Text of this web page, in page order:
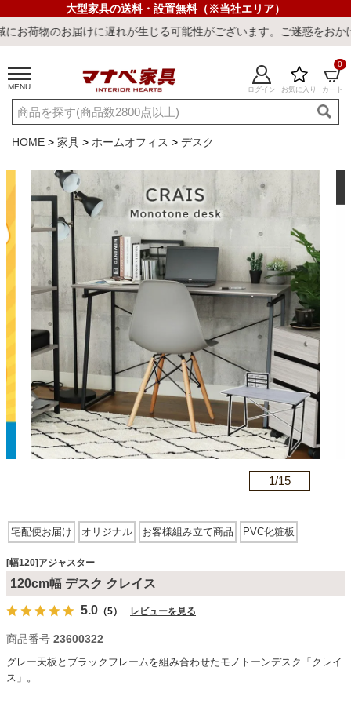
大型家具の送料・設置無料（※当社エリア）
遅れが生じる可能性がございます。ご迷惑をおかけしまして誠に
MENU ログイン お気に入り カート
0
ご利用ガイド 新規会員登録
店舗一覧 閲覧履歴
キーワード・商品番号で探す
最短発送 冷感ラグ ワークデスク ウィルトンラ
カテゴリから探す
ソファ
ダイニングテーブル・セット
椅子・チェア
HOME 家具 ホームオフィス デスク
1/15
宅配便お届け オリジナル お客様組み立て商品 PVC化粧板
アジャスター有
[幅120]アジャスター
120cm幅 デスク クレイス
5.0 （5） レビューを見る
商品番号 23600322
グレー天板とブラックフレームを組み合わせたモノトーンデスク「クレイ
ス」。